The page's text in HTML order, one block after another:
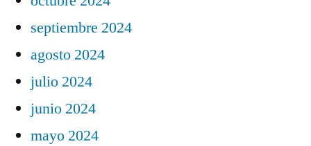
septiembre 2024
agosto 2024
julio 2024
junio 2024
mayo 2024